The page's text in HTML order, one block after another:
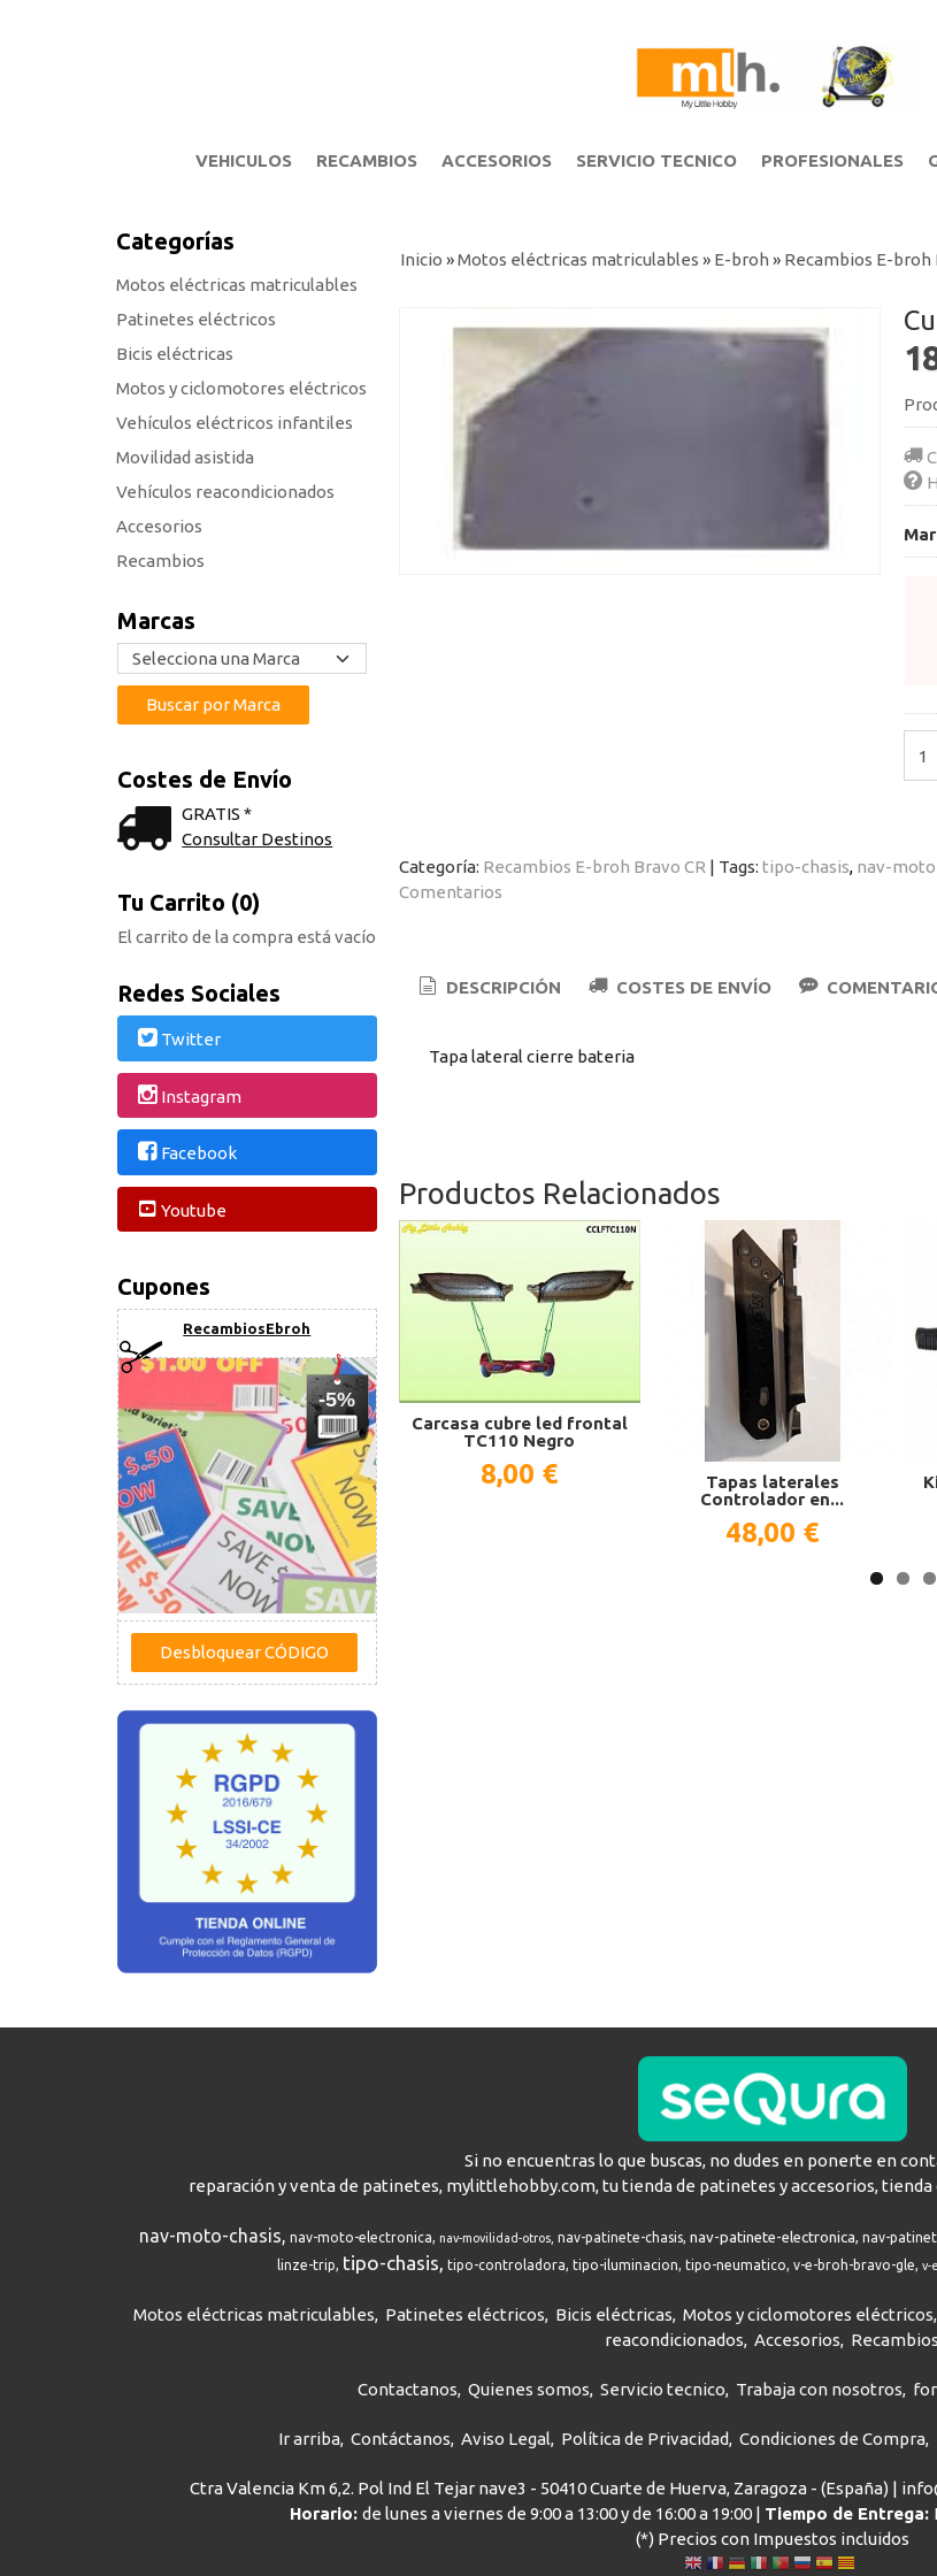
VEHICULOS RECAMBIOS ACCESORIOS SERVICIO TECNICO PROFESIONALES
Categorías
Motos eléctricas matriculables
Patinetes eléctricos
Bicis eléctricas
Motos y ciclomotores eléctricos
Vehículos eléctricos infantiles
Movilidad asistida
Vehículos reacondicionados
Accesorios
Recambios
Marcas
Costes de Envío
GRATIS *
Consultar Destinos
Tu Carrito (0)
El carrito de la compra está vacío
Redes Sociales
Twitter
Instagram
Facebook
Youtube
Cupones
RecambiosEbroh
-5%
Inicio »Motos eléctricas matriculables » E-broh » Recambios E-broh
Categoría: Recambios E-broh Bravo CR | Tags: tipo-chasis nav-
Comentarios
DESCRIPCIÓN COSTES DE ENVÍO
Tapa lateral cierre bateria
Productos Relacionados
Carcasa cubre led frontal
TC110 Negro
8,00 €
Tapas laterales
Controlador en...
48,00 €
Si no encuentras lo que buscas, no dudes en ponerte en
reparación y venta de patinetes, mylittlehobby.com, tu tienda de patinetes y accesorios,
nav-moto-chasis nav-moto-electronica nav-movilidad-otros nav-patinete-chasis nav-patinete-electronica nav-
linze-trip
tipo-chasis tipo-controladora tipo-iluminacion tipo-neumatico v-e-broh-bravo-gle v-
Motos eléctricas matriculables Patinetes eléctricos Bicis eléctricas Motos y ciclomotores eléctricos
reacondicionados Accesorios Recambios
Contactanos Quienes somos Servicio tecnico Trabaja con nosotros
Ir arriba Contáctanos Aviso Legal Política de Privacidad Condiciones de Compra
Ctra Valencia Km 6,2. Pol Ind El Tejar nave3 - 50410 Cuarte de Huerva, Zaragoza - (España) |
Horario:de lunes a viernes de 9:00 a 13:00 y de 16:00 a 19:00 | Tiempo de Entrega:
(*) Precios con Impuestos incluidos